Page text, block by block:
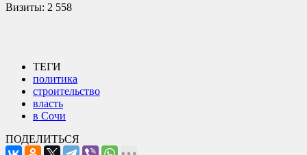
Визиты: 2 558
ТЕГИ
политика
строительство
власть
в Сочи
ПОДЕЛИТЬСЯ